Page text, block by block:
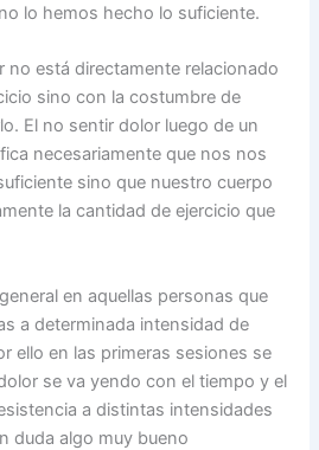
lo hemos hecho lo suficiente.
no está directamente relacionado
sino con la costumbre de
El no sentir dolor luego de un
necesariamente que nos nos
sino que nuestro cuerpo
la cantidad de ejercicio que
en aquellas personas que
a determinada intensidad de
ello en las primeras sesiones se
se va yendo con el tiempo y el
a distintas intensidades
duda algo muy bueno